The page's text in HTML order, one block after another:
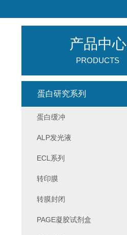
产品中心
PRODUCTS
蛋白研究系列
蛋白缓冲
ALP发光液
ECL系列
转印膜
转膜封闭
PAGE凝胶试剂盒